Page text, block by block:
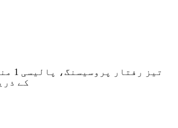
تیز
کے